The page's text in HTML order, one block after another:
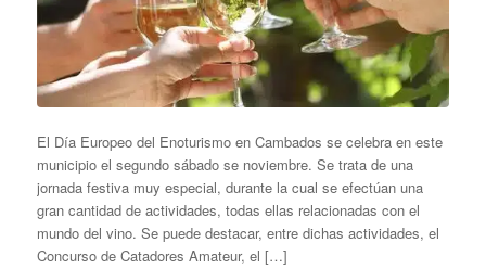
El Día Europeo del Enoturismo en Cambados se celebra en este
municipio el segundo sábado se noviembre. Se trata de una
jornada festiva muy especial, durante la cual se efectúan una
gran cantidad de actividades, todas ellas relacionadas con el
mundo del vino. Se puede destacar, entre dichas actividades, el
Concurso de Catadores Amateur, el […]